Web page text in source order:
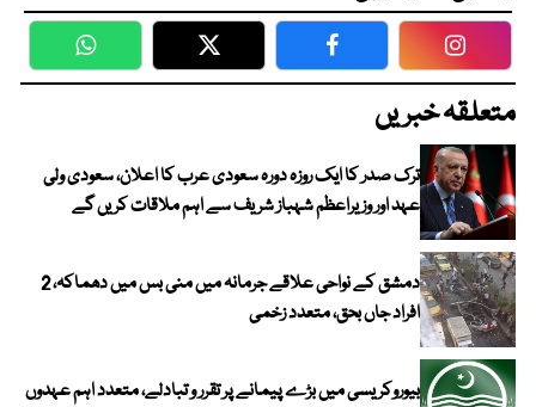
WhatsApp Twitter Facebook
متعلقہ خبریں
ترک صدر کا ایک روزہ دورہ سعودی عرب کا اعلان، سعودی ولی
عہد اور وزیراعظم شہباز شریف سے اہم ملاقات کریں گے
دمشق کے نواحی علاقے جرمانہ میں منی بس میں دھماکہ، 2
افراد جاں بحق، متعدد زخمی
بیوروکریسی میں بڑے پیمانے پر تقرر و تبادلے، متعدد اہم عہدوں